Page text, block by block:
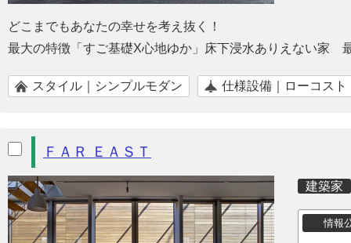
どこまでもあなたの幸せを考え抜く！
最大の特徴「すご基礎X心地ゆか」床下浸水ありえない
スタイル｜シンプルモダン 仕様設備｜ローコスト
ＦＡＲ ＥＡＳＴ
建築家
情報